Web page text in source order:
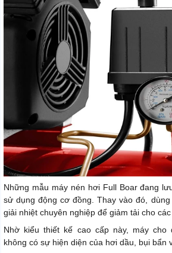
Những mẫu máy nén hơi Full Boar đang
sử dụng động cơ đồng. Thay vào đó,
giải nhiệt chuyên nghiệp để giảm tải cho
Nhờ kiểu thiết kế cao cấp này, máy cho
không có sự hiện diện của hơi dầu, bụi bẩn